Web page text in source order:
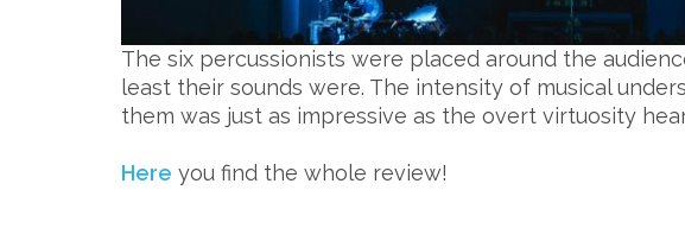
The six percussionists were placed around the
least their sounds were. The intensity of musical
them was just as impressive as the overt virtuosity
Here you find the whole review!